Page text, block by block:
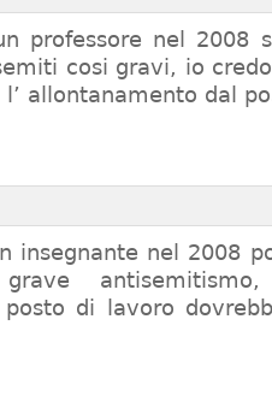
professore nel 2008
cosi gravi, io
allontanamento dal
insegnante nel 2008
posto di lavoro